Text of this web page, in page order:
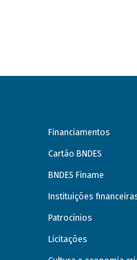
Financiamentos
Cartão BNDES
BNDES Finame
Instituições
Patrocínios
Licitações